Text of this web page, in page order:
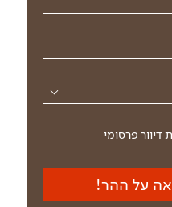
פרסומי
על ההר!